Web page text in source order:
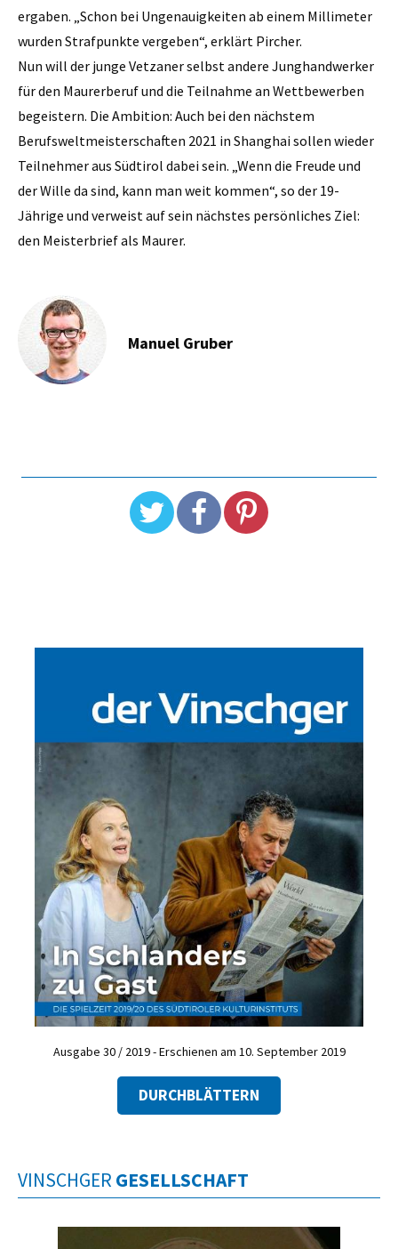
ergaben. „Schon bei Ungenauigkeiten ab einem Millimeter
wurden Strafpunkte vergeben“, erklärt Pircher.
Nun will der junge Vetzaner selbst andere Junghandwerker
für den Maurerberuf und die Teilnahme an Wettbewerben
begeistern. Die Ambition: Auch bei den nächstem
Berufsweltmeisterschaften 2021 in Shanghai sollen wieder
Teilnehmer aus Südtirol dabei sein. „Wenn die Freude und
der Wille da sind, kann man weit kommen“, so der 19-
Jährige und verweist auf sein nächstes persönliches Ziel:
den Meisterbrief als Maurer.
Manuel Gruber
Ausgabe 30 / 2019 - Erschienen am 10. September 2019
DURCHBLÄTTERN
VINSCHGER GESELLSCHAFT